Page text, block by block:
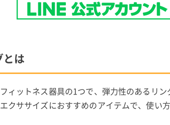
とは
ィットネス器具の1つで、弾力性のあるリン
クササイズにおすすめのアイテムで、使い